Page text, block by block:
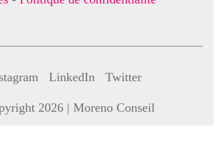
LinkedIn Twitter
2026 | Moreno Conseil